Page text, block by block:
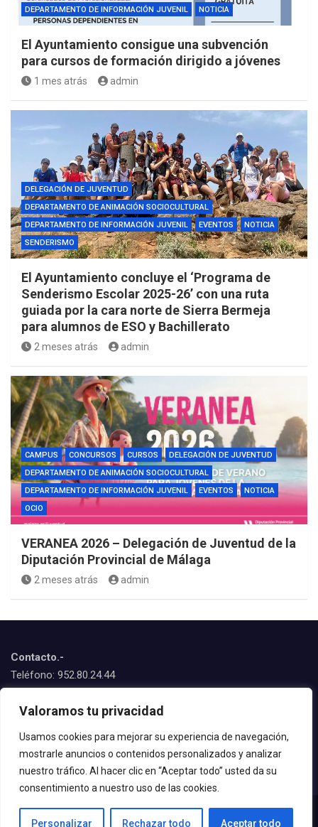
Valoramos tu privacidad
Usamos cookies para mejorar su experiencia de navegación,
mostrarle anuncios o contenidos personalizados y analizar
nuestro tráfico. Al hacer clic en “Aceptar todo” usted da su
consentimiento a nuestro uso de las cookies.
Personalizar Rechazar todo Aceptar todo
DEPARTAMENTO DE INFORMACIÓN JUVENIL
NOTICIA
El Ayuntamiento consigue una subvención
para cursos de formación dirigido a jóvenes
1 mes atrás admin
DELEGACIÓN DE JUVENTUD
DEPARTAMENTO DE ANIMACIÓN SOCIOCULTURAL
DEPARTAMENTO DE INFORMACIÓN JUVENIL
EVENTOS
NOTICIA
SENDERISMO
El Ayuntamiento concluye el ‘Programa de
Senderismo Escolar 2025-26’ con una ruta
guiada por la cara norte de Sierra Bermeja
para alumnos de ESO y Bachillerato
2 meses atrás admin
CAMPUS CONCURSOS CURSOS
DELEGACIÓN DE JUVENTUD
DEPARTAMENTO DE ANIMACIÓN SOCIOCULTURAL
DEPARTAMENTO DE INFORMACIÓN JUVENIL
EVENTOS
NOTICIA
OCIO
VERANEA 2026 – Delegación de Juventud de la
Diputación Provincial de Málaga
2 meses atrás admin
Contacto.-
Teléfono: 952.80.24.44
juventud@estepona.es
© 2020 Delegación de Juventud